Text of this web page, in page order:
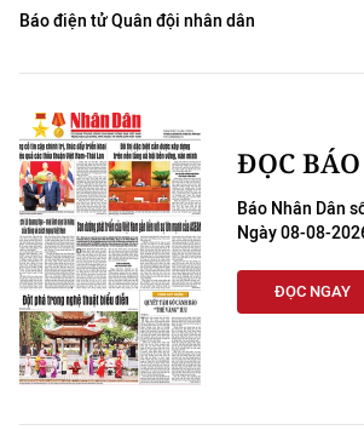
Báo điện tử Quân đội nhân dân
ĐỌC
Báo Nhân Dân
Ngày 08-08-
ĐỌC NGAY